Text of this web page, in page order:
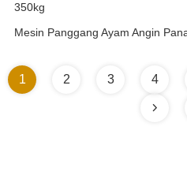
350kg
Mesin Panggang Ayam Angin
1 2 3 4